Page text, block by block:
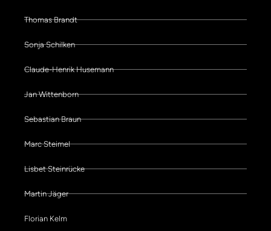
Thomas Brandt
Sonja Schilken
Claude-Henrik Husemann
Jan Wittenborn
Sebastian Braun
Marc Steimel
Lisbet Steinrücke
Martin Jäger
Florian Kelm